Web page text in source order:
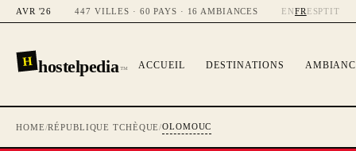
AVR '26 447 VILLES · 60 PAYS · 16 AMBIANCES ENFR ESPTIT
H hostelpedia™ ACCUEIL DESTINATIONS
HOME/RÉPUBLIQUE TCHÈQUE/OLOMOUC